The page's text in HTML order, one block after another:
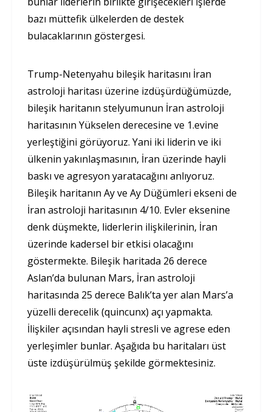
bazı müttefik ülkelerden de destek
bulacaklarının göstergesi.
Trump-Netenyahu bileşik haritasını İran
astroloji haritası üzerine izdüşürdüğümüzde,
bileşik haritanın stelyumunun İran astroloji
haritasının Yükselen derecesine ve 1.evine
yerleştiğini görüyoruz. Yani iki liderin ve iki
ülkenin yakınlaşmasının, İran üzerinde hayli
baskı ve agresyon yaratacağını anlıyoruz.
Bileşik haritanın Ay ve Ay Düğümleri ekseni de
İran astroloji haritasının 4/10. Evler eksenine
denk düşmekte, liderlerin ilişkilerinin, İran
üzerinde kadersel bir etkisi olacağını
göstermekte. Bileşik haritada 26 derece
Aslan’da bulunan Mars, İran astroloji
haritasında 25 derece Balık’ta yer alan Mars’a
yüzelli derecelik (quincunx) açı yapmakta.
İlişkiler açısından hayli stresli ve agrese eden
yerleşimler bunlar. Aşağıda bu haritaları üst
üste izdüşürülmüş şekilde görmektesiniz.